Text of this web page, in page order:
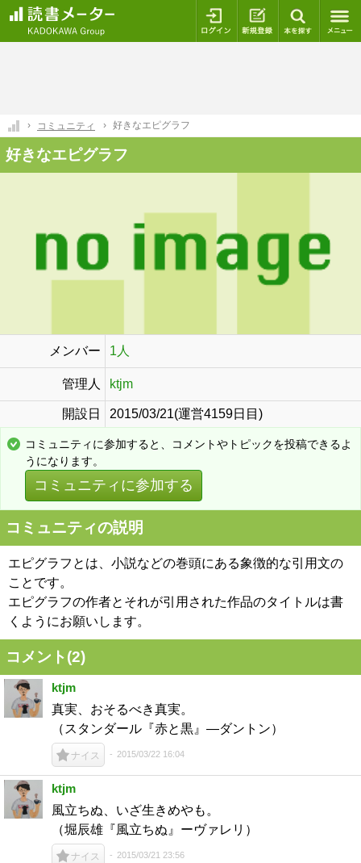
ログイン 新規登録
コミュニティ 好きなエピグラフ
好きなエピグラフ
メンバー 1人
管理人 ktjm
開設日 2015/03/21(運営4159日目)
コミュニティに参加すると、コメントやトピックを投稿できるよ
うになります。
コミュニティに参加する
コミュニティの説明
エピグラフとは、小説などの巻頭にある象徴的な引用文の
ことです。
エピグラフの作者とそれが引用された作品のタイトルは書
くようにお願いします。
コメント(2)
ktjm
真実、おそるべき真実。
（スタンダール『赤と黒』―ダントン）
ナイス 2015/03/22 16:04
ktjm
風立ちぬ、いざ生きめやも。
（堀辰雄『風立ちぬ』ーヴァレリ）
ナイス 2015/03/21 23:56